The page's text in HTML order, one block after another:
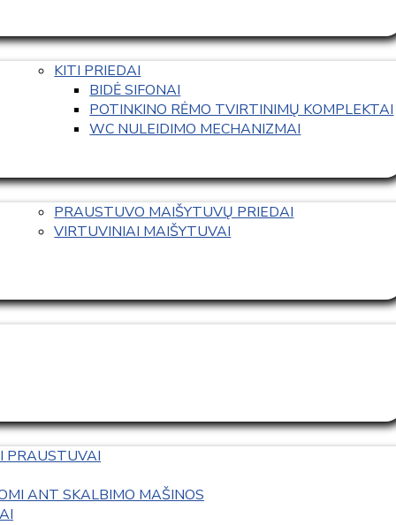
KITI PRIEDAI
BIDĖ SIFONAI
POTINKINO RĖMO TVIRTINIMŲ KOMPLEKTAI
WC NULEIDIMO MECHANIZMAI
PRAUSTUVO MAIŠYTUVŲ PRIEDAI
VIRTUVINIAI MAIŠYTUVAI
PRAUSTUVAI
ANT SKALBIMO MAŠINOS